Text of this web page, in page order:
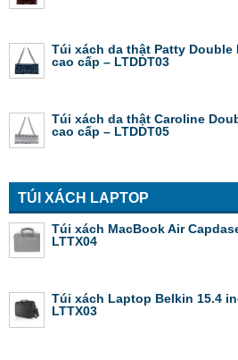
Túi xách da thật Patty Double
cao cấp – LTDDT03
Túi xách da thật Caroline
cao cấp – LTDDT05
TÚI XÁCH LAPTOP
Túi xách MacBook Air
LTTX04
Túi xách Laptop Belkin 15.4
LTTX03